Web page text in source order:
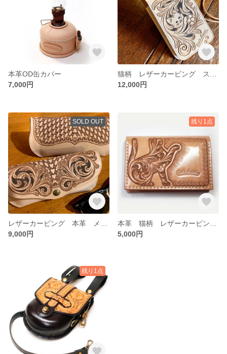
本革OD缶カバー
7,000円
12,000円
SOLD OUT
9,000円
残り1点
5,000円
残り1点